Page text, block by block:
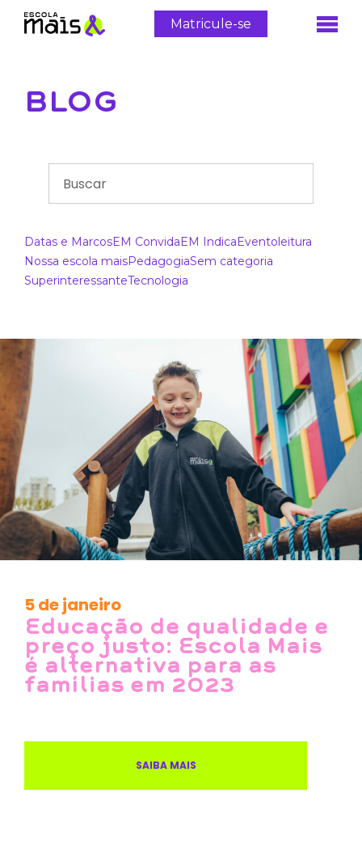
Matricule-se
BLOG
Datas e MarcosEM ConvidaEM IndicaEventoleitura
Nossa escola maisPedagogiaSem categoria
SuperinteressanteTecnologia
5 de janeiro
Educação de qualidade e
preço justo: Escola Mais
é alternativa para as
famílias em 2023
SAIBA MAIS